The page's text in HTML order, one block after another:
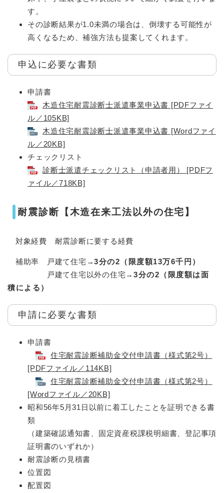
す。
その診断結果が1.0未満の場合は、倒壊する可能性が
高くなるため、補強方法も提案してくれます。
申込に必要な書類
申請書
木造住宅耐震診断士派遣事業申込書 [PDFファイ
ル／105KB]
木造住宅耐震診断士派遣事業申込書 [Wordファイ
ル／20KB]
チェックリスト
診断士派遣チェックリスト（申請者用） [PDFフ
ァイル／718KB]
耐震診断【木造在来工法以外の住宅】
対象経費 耐震診断に要する経費
補助率 戸建て住宅→3分の2（限度額13万6千円）
戸建て住宅以外の住宅→ 3分の2（限度額は面
積による）
申請に必要な書類
申請書
住宅耐震診断補助金交付申請書（様式第2号）
[PDFファイル／114KB]
住宅耐震診断補助金交付申請書（様式第2号）
[Wordファイル／20KB]
昭和56年5月31日以前に着工したことを証明できる書
類
（建築確認通知書、固定資産税課税明細書、登記事項
証明書のいずれか）
耐震診断の見積書
位置図
配置図